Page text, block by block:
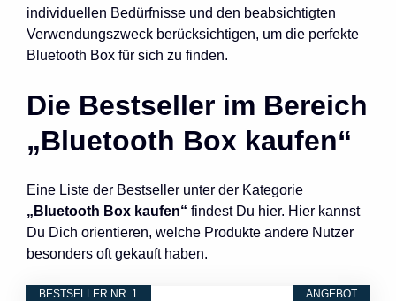
individuellen Bedürfnisse und den beabsichtigten
Verwendungszweck berücksichtigen, um die perfekte
Bluetooth Box für sich zu finden.
Die Bestseller im Bereich
„Bluetooth Box kaufen“
Eine Liste der Bestseller unter der Kategorie
„Bluetooth Box kaufen“ findest Du hier. Hier kannst
Du Dich orientieren, welche Produkte andere Nutzer
besonders oft gekauft haben.
ANGEBOT
BESTSELLER NR. 1